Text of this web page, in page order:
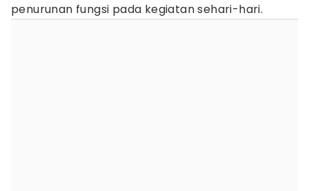
penurunan fungsi pada kegiatan sehari-hari.